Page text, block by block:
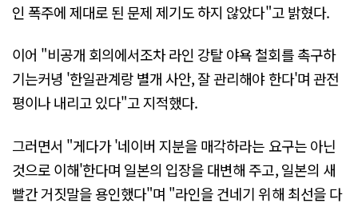
인 폭주에 제대로 된 문제 제기도 하지 않았다"고 밝혔다.
이어 "비공개 회의에서조차 라인 강탈 야욕 철회를 촉구하
기는커녕 '한일관계랑 별개 사안, 잘 관리해야 한다'며 관전
평이나 내리고 있다"고 지적했다.
그러면서 "게다가 '네이버 지분을 매각하라는 요구는 아닌
것으로 이해'한다며 일본의 입장을 대변해 주고, 일본의 새
빨간 거짓말을 용인했다"며 "라인을 건네기 위해 최선을 다